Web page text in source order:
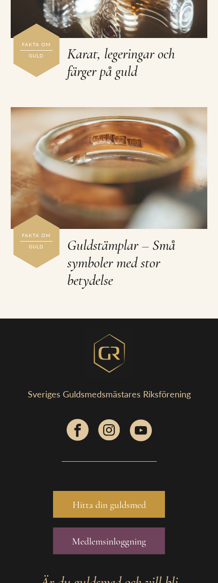
FAKTA OM
GULD
Karat, legeringar och
färger på guld
FAKTA OM
GULD
Guldstämplar – Små
symboler med stor
betydelse
Sveriges Guldsmedsmästares Riksförening
Hitta din guldsmed
Medlemsinloggning